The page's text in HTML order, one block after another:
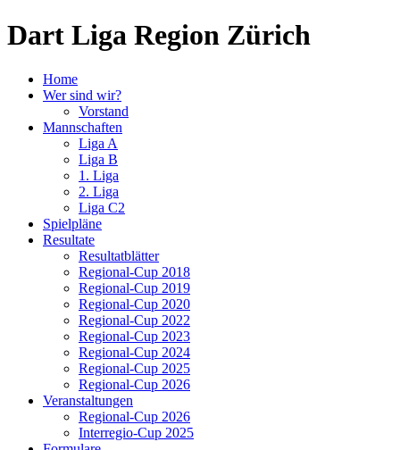
Dart Liga Region Zürich
Home
Wer sind wir?
Vorstand
Mannschaften
Liga A
Liga B
1. Liga
2. Liga
Liga C2
Spielpläne
Resultate
Resultatblätter
Regional-Cup 2018
Regional-Cup 2019
Regional-Cup 2020
Regional-Cup 2022
Regional-Cup 2023
Regional-Cup 2024
Regional-Cup 2025
Regional-Cup 2026
Veranstaltungen
Regional-Cup 2026
Interregio-Cup 2025